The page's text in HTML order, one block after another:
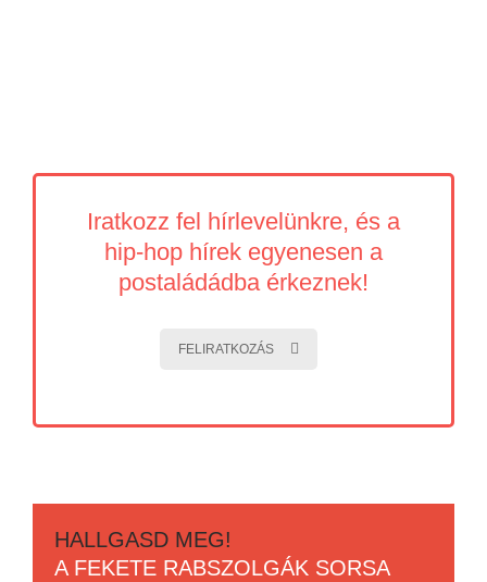
Iratkozz fel hírlevelünkre, és a
hip-hop hírek egyenesen a
postaládádba érkeznek!
FELIRATKOZÁS
HALLGASD MEG!
A FEKETE RABSZOLGÁK SORSA